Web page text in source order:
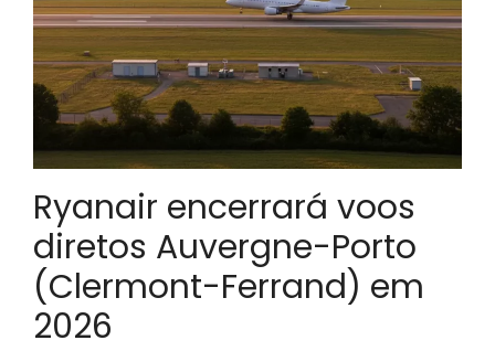
Ryanair encerrará voos
diretos Auvergne-Porto
(Clermont-Ferrand) em
2026